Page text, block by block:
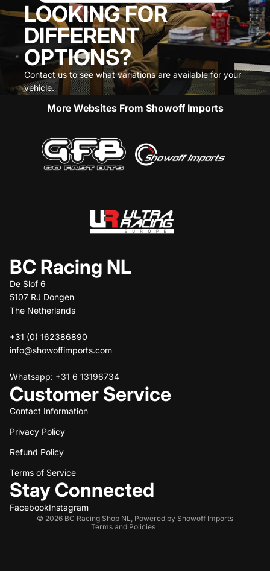
LOOKING FOR
DIFFERENT
OPTIONS?
Contact us to see what variations are available for your
vehicle.
More Websites From Showoff Imports
BC Racing NL
De Slof 6
5107 RJ Dongen
The Netherlands
+31 (0) 162386890
info@showoffimports.com
Whatsapp: +31 6 13196734
Customer Service
Contact Information
Privacy Policy
Refund Policy
Terms of Service
Stay Connected
FacebookInstagram
© 2026 BC Racing Shop NL
Powered by Showoff Imports
Terms and Policies
Refund policy
Privacy policy
Terms of service
Shipping policy
Contact information